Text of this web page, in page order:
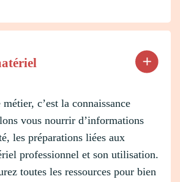
c’est la connaissance
vous nourrir d’informations
les préparations liées aux
professionnel et son utilisation.
toutes les ressources pour bien